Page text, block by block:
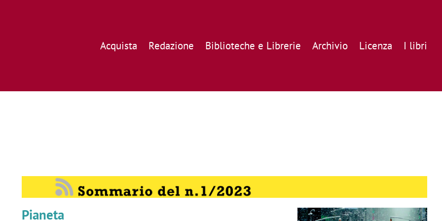
Acquista Redazione Biblioteche e Librerie Archivio Licenza I libri
Pianeta